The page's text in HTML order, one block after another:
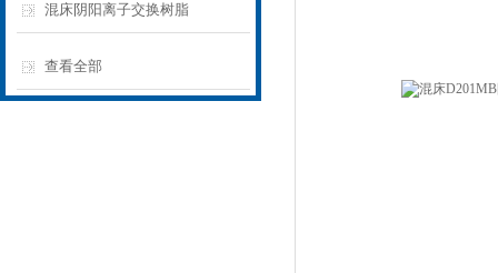
混床阴阳离子交换树脂
查看全部